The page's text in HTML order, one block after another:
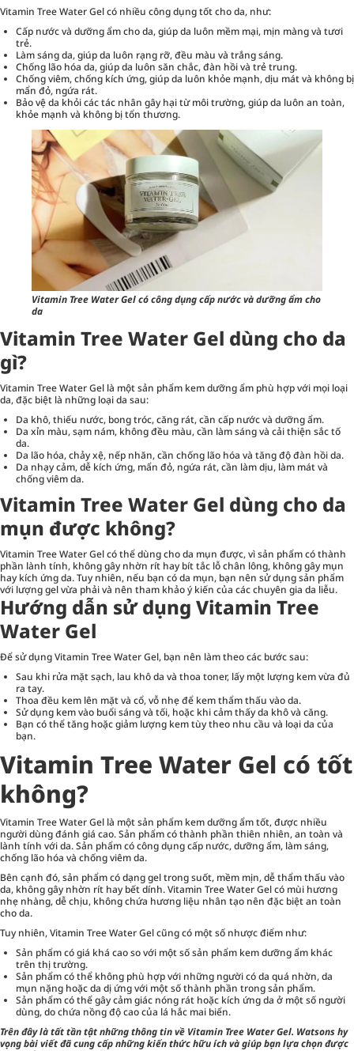
Vitamin Tree Water Gel có nhiều công dụng tốt cho da, như:
Cấp nước và dưỡng ẩm cho da, giúp da luôn mềm mại, mịn màng và tươi
trẻ.
Làm sáng da, giúp da luôn rạng rỡ, đều màu và trắng sáng.
Chống lão hóa da, giúp da luôn săn chắc, đàn hồi và trẻ trung.
Chống viêm, chống kích ứng, giúp da luôn khỏe mạnh, dịu mát và không bị
mẩn đỏ, ngứa rát.
Bảo vệ da khỏi các tác nhân gây hại từ môi trường, giúp da luôn an toàn,
khỏe mạnh và không bị tổn thương.
Vitamin Tree Water Gel có công dụng cấp nước và dưỡng ẩm cho
da
Vitamin Tree Water Gel dùng cho da
gì?
Vitamin Tree Water Gel là một sản phẩm kem dưỡng ẩm phù hợp với mọi loại
da, đặc biệt là những loại da sau:
Da khô, thiếu nước, bong tróc, căng rát, cần cấp nước và dưỡng ẩm.
Da xỉn màu, sạm nám, không đều màu, cần làm sáng và cải thiện sắc tố
da.
Da lão hóa, chảy xệ, nếp nhăn, cần chống lão hóa và tăng độ đàn hồi da.
Da nhạy cảm, dễ kích ứng, mẩn đỏ, ngứa rát, cần làm dịu, làm mát và
chống viêm da.
Vitamin Tree Water Gel dùng cho da
mụn được không?
Vitamin Tree Water Gel có thể dùng cho da mụn được, vì sản phẩm có thành
phần lành tính, không gây nhờn rít hay bít tắc lỗ chân lông, không gây mụn
hay kích ứng da. Tuy nhiên, nếu bạn có da mụn, bạn nên sử dụng sản phẩm
với lượng gel vừa phải và nên tham khảo ý kiến của các chuyên gia da liễu.
Hướng dẫn sử dụng Vitamin Tree
Water Gel
Để sử dụng Vitamin Tree Water Gel, bạn nên làm theo các bước sau:
Sau khi rửa mặt sạch, lau khô da và thoa toner, lấy một lượng kem vừa đủ
ra tay.
Thoa đều kem lên mặt và cổ, vỗ nhẹ để kem thẩm thấu vào da.
Sử dụng kem vào buổi sáng và tối, hoặc khi cảm thấy da khô và căng.
Bạn có thể tăng hoặc giảm lượng kem tùy theo nhu cầu và loại da của
bạn.
Vitamin Tree Water Gel có tốt
không?
Vitamin Tree Water Gel là một sản phẩm kem dưỡng ẩm tốt, được nhiều
người dùng đánh giá cao. Sản phẩm có thành phần thiên nhiên, an toàn và
lành tính với da. Sản phẩm có công dụng cấp nước, dưỡng ẩm, làm sáng,
chống lão hóa và chống viêm da.
Bên cạnh đó, sản phẩm có dạng gel trong suốt, mềm mịn, dễ thẩm thấu vào
da, không gây nhờn rít hay bết dính. Vitamin Tree Water Gel có mùi hương
nhẹ nhàng, dễ chịu, không chứa hương liệu nhân tạo nên đặc biệt an toàn
cho da.
Tuy nhiên, Vitamin Tree Water Gel cũng có một số nhược điểm như:
Sản phẩm có giá khá cao so với một số sản phẩm kem dưỡng ẩm khác
trên thị trường.
Sản phẩm có thể không phù hợp với những người có da quá nhờn, da
mụn nặng hoặc da dị ứng với một số thành phần trong sản phẩm.
Sản phẩm có thể gây cảm giác nóng rát hoặc kích ứng da ở một số người
dùng, do chứa nồng độ cao của lá hắc mai biển.
Trên đây là tất tần tật những thông tin về Vitamin Tree Water Gel. Watsonshy
vọng bài viết đã cung cấp những kiến thức hữu ích và giúp bạn lựa chọn được